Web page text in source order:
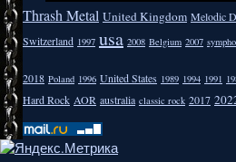
Thrash Metal United Kingdom Melodic
Switzerland 1997 usa 2008 Belgium 2007
2018 Poland 1996 United States 1989 1994 1991
Hard Rock AOR australia classic rock 2017